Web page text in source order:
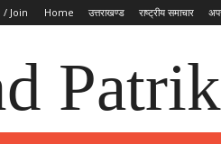
/ Join Home उत्तराखण्ड राष्ट्रीय समाचार